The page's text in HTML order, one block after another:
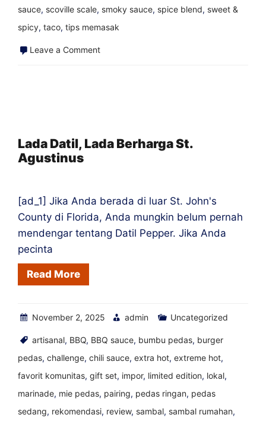
sauce, scoville scale, smoky sauce, spice blend, sweet &
spicy, taco, tips memasak
Leave a Commenton
Saya
Lada Datil, Lada Berharga St.
Agustinus
[ad_1] Jika Anda berada di luar St. John's
County di Florida, Anda mungkin belum pernah
mendengar tentang Datil Pepper. Jika Anda
pecinta
Read More
November 2, 2025 admin Uncategorized
artisanal, BBQ, BBQ sauce, bumbu pedas, burger
pedas, challenge, chili sauce, extra hot, extreme hot,
favorit komunitas, gift set, impor, limited edition, lokal,
marinade, mie pedas, pairing, pedas ringan, pedas
sedang, rekomendasi, review, sambal, sambal rumahan,